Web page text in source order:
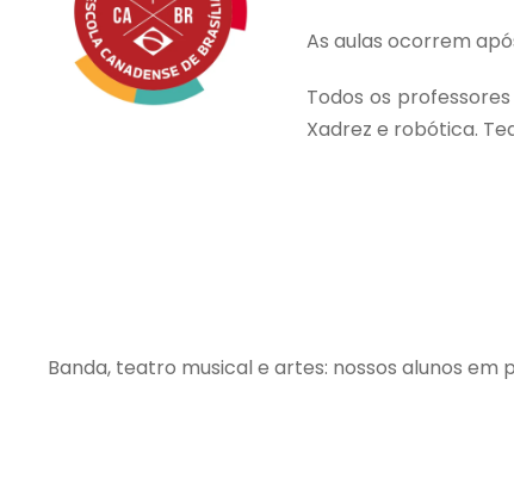
As aulas ocorrem
Todos os
Xadrez e robótica.
Banda, teatro musical e artes: nossos alunos